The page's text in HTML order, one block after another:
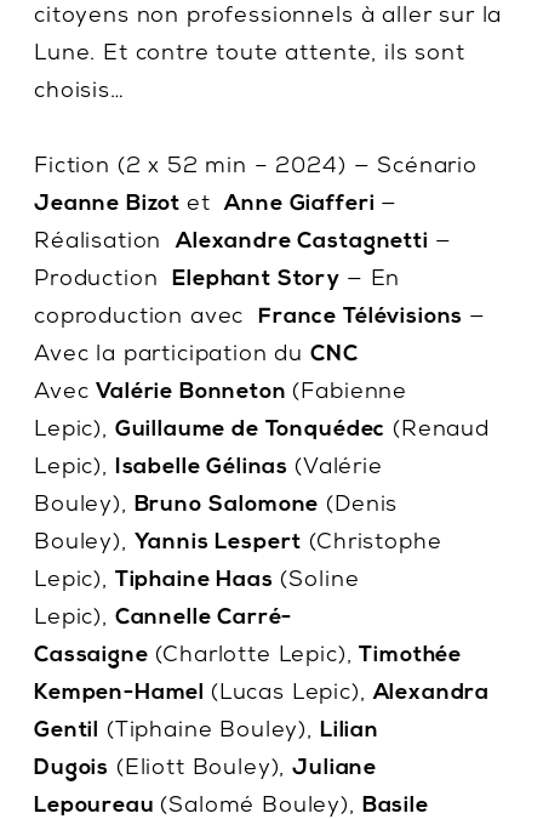
citoyens non professionnels à aller sur la
Lune. Et contre toute attente, ils sont
choisis…
Fiction (2 x 52 min – 2024) — Scénario
Jeanne Bizot et Anne Giafferi —
RéalisationAlexandre Castagnetti —
Production
Elephant Story — En
coproduction avec
France Télévisions —
Avec la participation du CNC
Avec Valérie Bonneton (Fabienne
Lepic), Guillaume de Tonquédec (Renaud
Lepic),
Isabelle Gélinas (Valérie
Bouley),
Bruno Salomone (Denis
Bouley), Yannis Lespert (Christophe
Lepic), Tiphaine Haas (Soline
Lepic), Cannelle Carré-
Cassaigne (Charlotte Lepic),Timothée
Kempen-Hamel (Lucas Lepic),Alexandra
Gentil
(Tiphaine Bouley),
Lilian
Dugois (Eliott Bouley),Juliane
Lepoureau (Salomé Bouley),
Basile